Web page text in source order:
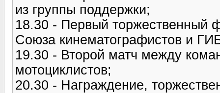
из группы поддержки;
18.30 - Первый торжественный
Союза кинематографистов и
19.30 - Второй матч между
мотоциклистов;
20.30 - Награждение,